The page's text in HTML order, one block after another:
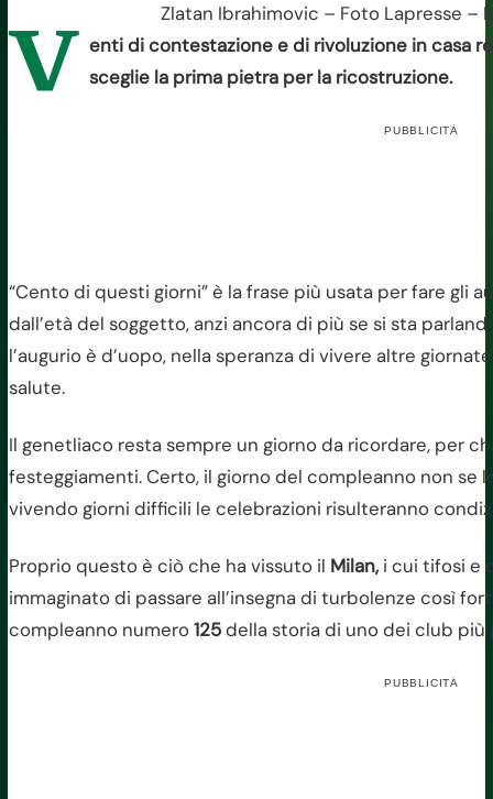
Zlatan Ibrahimovic – Foto Lapresse –
V
enti di contestazione e di rivoluzione in casa
sceglie la prima pietra per la ricostruzione.
PUBBLICITÀ
“Cento di questi giorni” è la frase più usata per fare gli
dall’età del soggetto, anzi ancora di più se si sta
l’augurio è d’uopo, nella speranza di vivere altre
salute.
Il genetliaco resta sempre un giorno da ricordare, per
festeggiamenti. Certo, il giorno del compleanno non se
vivendo giorni difficili le celebrazioni risulteranno
Proprio questo è ciò che ha vissuto il Milan, i cui tifosi e
immaginato di passare all’insegna di turbolenze così
compleanno numero 125della storia di uno dei club più
PUBBLICITÀ